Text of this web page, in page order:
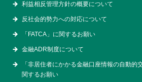
利益相反管理方針の概要について
反社会的勢力への対応について
「FATCA」に関するお願い
金融ADR制度について
「非居住者にかかる金融口座情報の自動的
関するお願い